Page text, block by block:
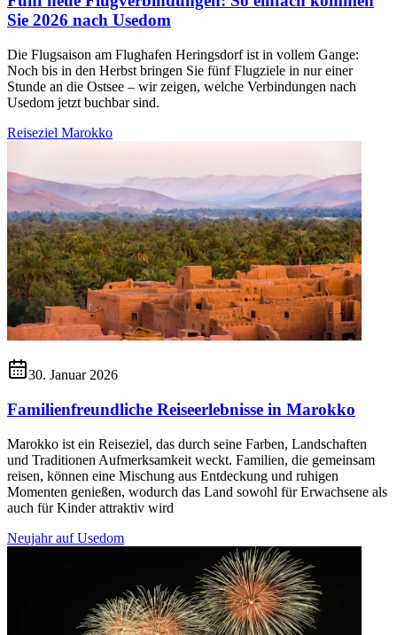
Sie 2026 nach Usedom
Die Flugsaison am Flughafen Heringsdorf ist in vollem Gange:
Noch bis in den Herbst bringen Sie fünf Flugziele in nur einer
Stunde an die Ostsee – wir zeigen, welche Verbindungen nach
Usedom jetzt buchbar sind.
Reiseziel Marokko
30. Januar 2026
Familienfreundliche Reiseerlebnisse in Marokko
Marokko ist ein Reiseziel, das durch seine Farben, Landschaften
und Traditionen Aufmerksamkeit weckt. Familien, die gemeinsam
reisen, können eine Mischung aus Entdeckung und ruhigen
Momenten genießen, wodurch das Land sowohl für Erwachsene als
auch für Kinder attraktiv wird
Neujahr auf Usedom